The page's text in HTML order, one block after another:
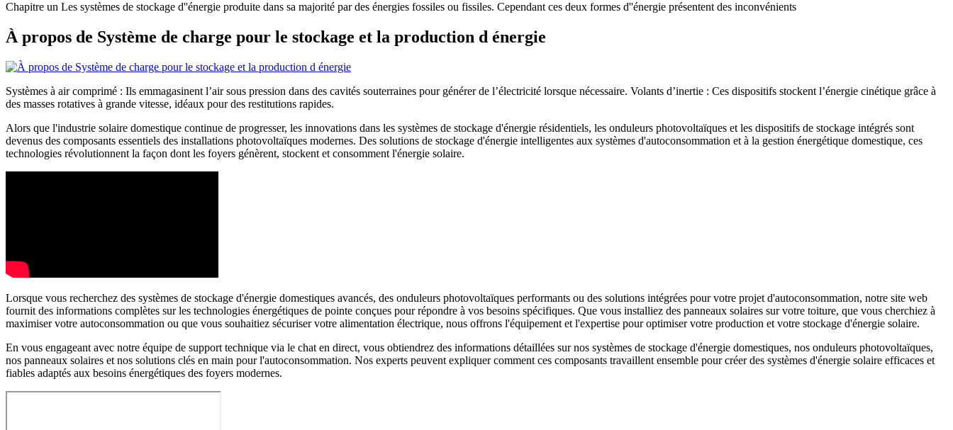
Chapitre un Les systèmes de stockage d''énergie produite dans sa majorité par des énergies fossiles ou fissiles. Cependant ces deux formes d''énergie présentent des inconvénients
À propos de Système de charge pour le stockage et la production d énergie
Systèmes à air comprimé : Ils emmagasinent l’air sous pression dans des cavités souterraines pour générer de l’électricité lorsque nécessaire. Volants d’inertie : Ces dispositifs stockent l’énergie cinétique grâce à
des masses rotatives à grande vitesse, idéaux pour des restitutions rapides.
Alors que l'industrie solaire domestique continue de progresser, les innovations dans les systèmes de stockage d'énergie résidentiels, les onduleurs photovoltaïques et les dispositifs de stockage intégrés sont
devenus des composants essentiels des installations photovoltaïques modernes. Des solutions de stockage d'énergie intelligentes aux systèmes d'autoconsommation et à la gestion énergétique domestique, ces
technologies révolutionnent la façon dont les foyers génèrent, stockent et consomment l'énergie solaire.
Lorsque vous recherchez des systèmes de stockage d'énergie domestiques avancés, des onduleurs photovoltaïques performants ou des solutions intégrées pour votre projet d'autoconsommation, notre site web
fournit des informations complètes sur les technologies énergétiques de pointe conçues pour répondre à vos besoins spécifiques. Que vous installiez des panneaux solaires sur votre toiture, que vous cherchiez à
maximiser votre autoconsommation ou que vous souhaitiez sécuriser votre alimentation électrique, nous offrons l'équipement et l'expertise pour optimiser votre production et votre stockage d'énergie solaire.
En vous engageant avec notre équipe de support technique via le chat en direct, vous obtiendrez des informations détaillées sur nos systèmes de stockage d'énergie domestiques, nos onduleurs photovoltaïques,
nos panneaux solaires et nos solutions clés en main pour l'autoconsommation. Nos experts peuvent expliquer comment ces composants travaillent ensemble pour créer des systèmes d'énergie solaire efficaces et
fiables adaptés aux besoins énergétiques des foyers modernes.